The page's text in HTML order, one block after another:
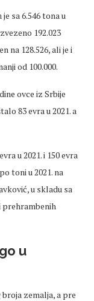
sa 6.546 tona u
192.023
na 128.526, ali je i
od 100.000.
ovce iz Srbije
83 evra u 2021. a
u 2021. i 150 evra
toni u 2021. na
u skladu sa
u
zemalja, a pre